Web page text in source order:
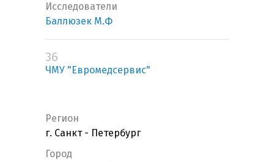
Исследователи
Баллюзек М.Ф
36
ЧМУ "Евромедсервис"
Регион
г. Санкт - Петербург
Город